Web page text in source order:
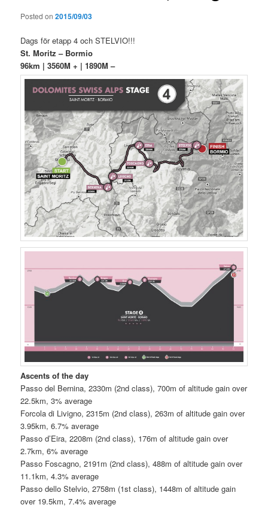
Posted on2015/09/03
Dags för etapp 4 och STELVIO!!!
St. Moritz – Bormio
96km | 3560M + | 1890M –
Ascents of the day
Passo del Bernina, 2330m (2nd class), 700m of altitude gain over
22.5km, 3% average
Forcola di Livigno, 2315m (2nd class), 263m of altitude gain over
3.95km, 6.7% average
Passo d’Eira, 2208m (2nd class), 176m of altitude gain over
2.7km, 6% average
Passo Foscagno, 2191m (2nd class), 488m of altitude gain over
11.1km, 4.3% average
Passo dello Stelvio, 2758m (1st class), 1448m of altitude gain
over 19.5km, 7.4% average